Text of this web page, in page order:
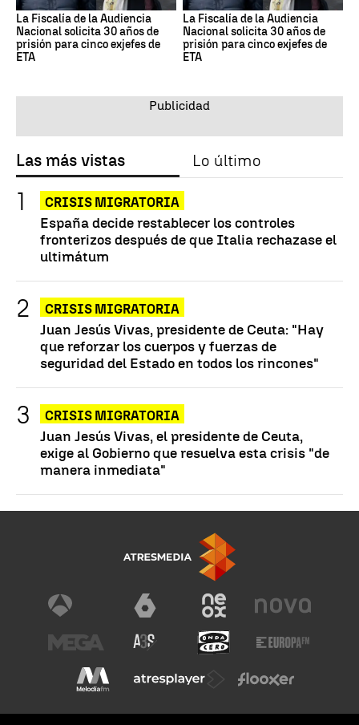
La Fiscalía de la Audiencia
Nacional solicita 30 años de
prisión para cinco exjefes de
ETA
La Fiscalía de la Audiencia
Nacional solicita 30 años de
prisión para cinco exjefes de
ETA
Las más vistas Lo último
CRISIS MIGRATORIA
España decide restablecer los controles
fronterizos después de que Italia rechazase el
ultimátum
CRISIS MIGRATORIA
Juan Jesús Vivas, presidente de Ceuta: "Hay
que reforzar los cuerpos y fuerzas de
seguridad del Estado en todos los rincones"
CRISIS MIGRATORIA
Juan Jesús Vivas, el presidente de Ceuta,
exige al Gobierno que resuelva esta crisis "de
manera inmediata"